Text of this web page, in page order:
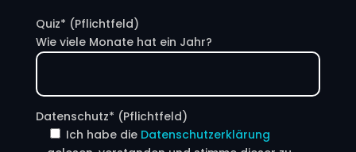
Quiz* (Pflichtfeld)
Wie viele Monate hat ein Jahr?
Datenschutz* (Pflichtfeld)
Ich habe die Datenschutzerklärung